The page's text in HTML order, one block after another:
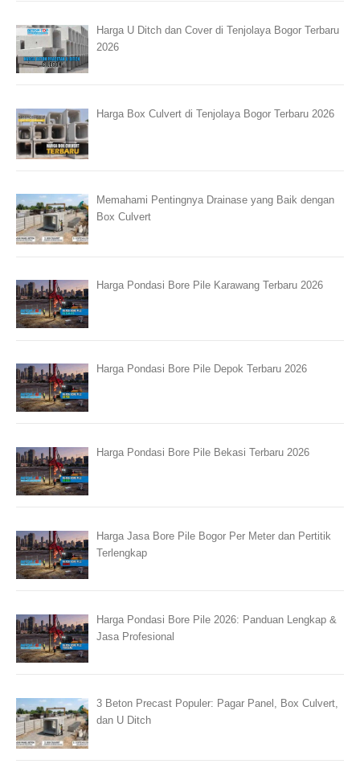
Harga U Ditch dan Cover di Tenjolaya Bogor Terbaru
2026
Harga Box Culvert di Tenjolaya Bogor Terbaru 2026
Memahami Pentingnya Drainase yang Baik dengan
Box Culvert
Harga Pondasi Bore Pile Karawang Terbaru 2026
Harga Pondasi Bore Pile Depok Terbaru 2026
Harga Pondasi Bore Pile Bekasi Terbaru 2026
Harga Jasa Bore Pile Bogor Per Meter dan Pertitik
Terlengkap
Harga Pondasi Bore Pile 2026: Panduan Lengkap &
Jasa Profesional
3 Beton Precast Populer: Pagar Panel, Box Culvert,
dan U Ditch